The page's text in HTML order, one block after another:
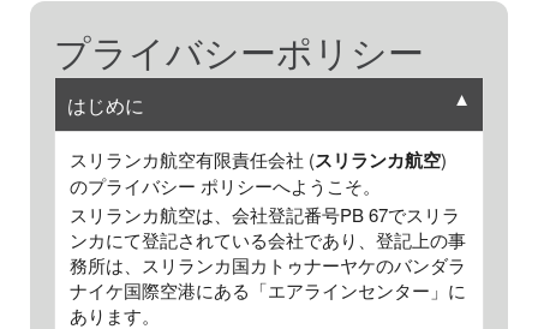
プライバシーポリシー
はじめに ▼
スリランカ航空有限責任会社 (スリランカ航空)
のプライバシー ポリシーへようこそ。
スリランカ航空は、会社登記番号PB 67でスリラ
ンカにて登記されている会社であり、登記上の事
務所は、スリランカ国カトゥナーヤケのバンダラ
ナイケ国際空港にある「エアラインセンター」に
あります。